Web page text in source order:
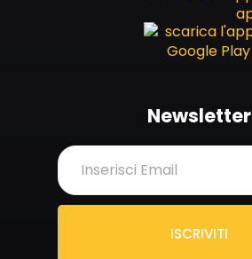
Newsletter
ISCRIVITI